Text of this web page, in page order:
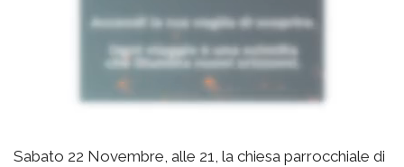
Sabato 22 Novembre, alle 21, la chiesa parrocchiale di